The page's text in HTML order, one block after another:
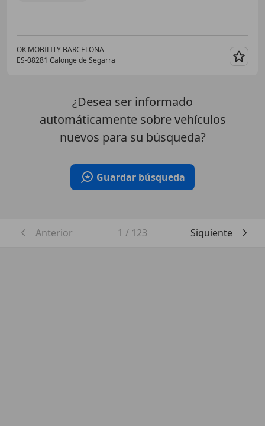
OK MOBILITY BARCELONA
ES-08281 Calonge de Segarra
¿Desea ser informado
automáticamente sobre vehículos
nuevos para su búsqueda?
Guardar búsqueda
Anterior 1 / 123 Siguiente